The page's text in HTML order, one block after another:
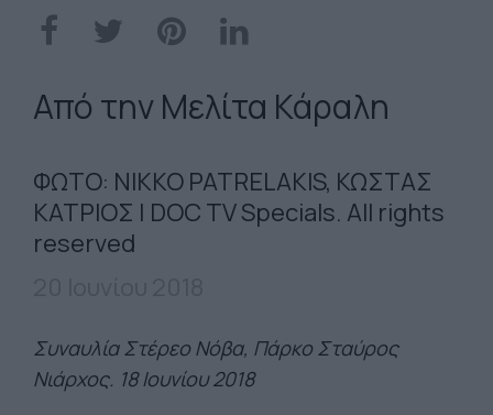
Από την Μελίτα Κάραλη
ΦΩΤΟ: NIKKO PATRELAKIS, ΚΩΣΤΑΣ
ΚΑΤΡΙΟΣ | DOC TV Specials. All rights
reserved
Συναυλία Στέρεο Νόβα, Πάρκο Σταύρος
Νιάρχος. 18 Ιουνίου 2018